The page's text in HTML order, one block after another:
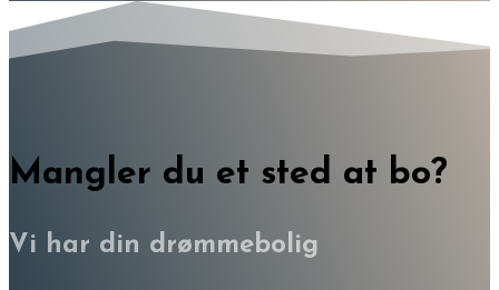
Mangler du et sted at bo?
Vi har din drømmebolig